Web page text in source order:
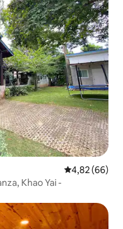
4,82 de uma
4,82 (66)
Khao Yai -
hóspedes